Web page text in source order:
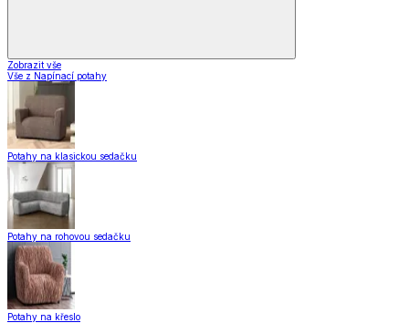
Zobrazit vše
Vše z Napínací potahy
Potahy na klasickou sedačku
Potahy na rohovou sedačku
Potahy na křeslo